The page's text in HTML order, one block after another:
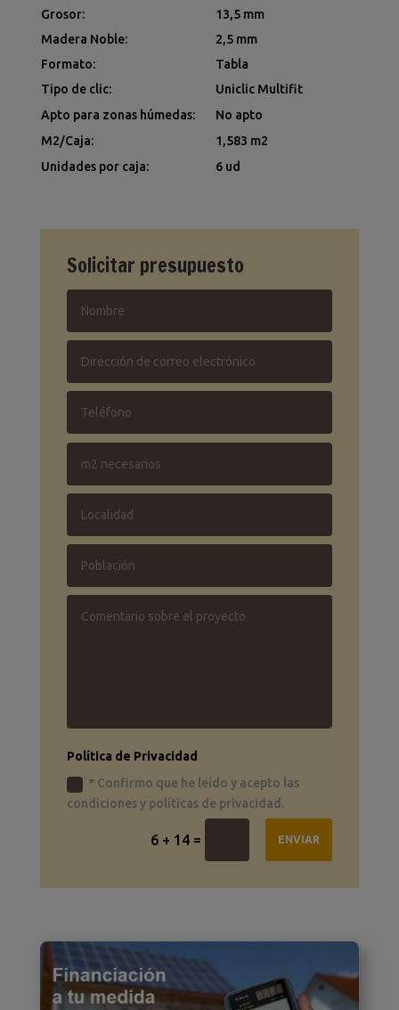
Grosor:
13,5 mm
Madera Noble:
2,5 mm
Formato:
Tabla
Tipo de clic:
Uniclic Multifit
Apto para zonas húmedas:
No apto
M2/Caja:
1,583 m2
Unidades por caja:
6 ud
Solicitar presupuesto
Política de Privacidad
* Confirmo que he leído y acepto las
condiciones y políticas de privacidad.
6 + 14 = ENVIAR